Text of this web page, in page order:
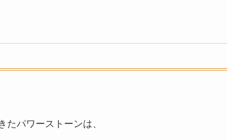
パワーストーンは、